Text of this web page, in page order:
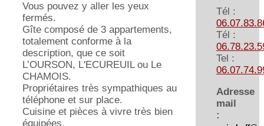
Tél :
Tél :
Tel :
Adresse
mail
:
Vous pouvez y aller les yeux
fermés.
Gîte composé de 3 appartements,
totalement conforme à la
description, que ce soit
L’OURSON, L'ECUREUIL ou Le
CHAMOIS.
Propriétaires très sympathiques au
téléphone et sur place.
Cuisine et pièces à vivre très bien
équipées.